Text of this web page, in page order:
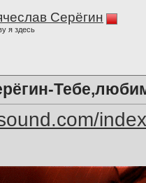
Серёгин
я здесь